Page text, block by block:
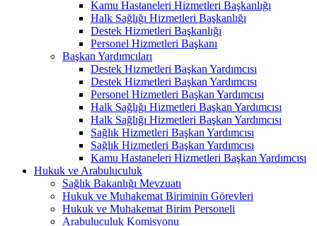
Kamu Hastaneleri Hizmetleri Başkanlığı
Halk Sağlığı Hizmetleri Başkanlığı
Destek Hizmetleri Başkanlığı
Personel Hizmetleri Başkanı
Başkan Yardımcıları
Destek Hizmetleri Başkan Yardımcısı
Destek Hizmetleri Başkan Yardımcısı
Personel Hizmetleri Başkan Yardımcısı
Halk Sağlığı Hizmetleri Başkan Yardımcısı
Halk Sağlığı Hizmetleri Başkan Yardımcısı
Sağlık Hizmetleri Başkan Yardımcısı
Sağlık Hizmetleri Başkan Yardımcısı
Kamu Hastaneleri Hizmetleri Başkan Yardımcısı
Hukuk ve Arabuluculuk
Sağlık Bakanlığı Mevzuatı
Hukuk ve Muhakemat Biriminin Görevleri
Hukuk ve Muhakemat Birim Personeli
Arabuluculuk Komisyonu